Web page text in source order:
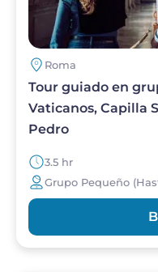
cuenta que el tour
incluye la visita de la
una duración de 2
Roma
Tour guiado en
Vaticanos, Capilla
Pedro
3.5 hr
Grupo Pequeño